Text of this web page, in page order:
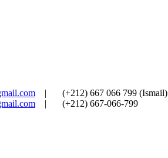
|
(+212) 667 066 799 (Ismail)
|
(+212) 667-066-799